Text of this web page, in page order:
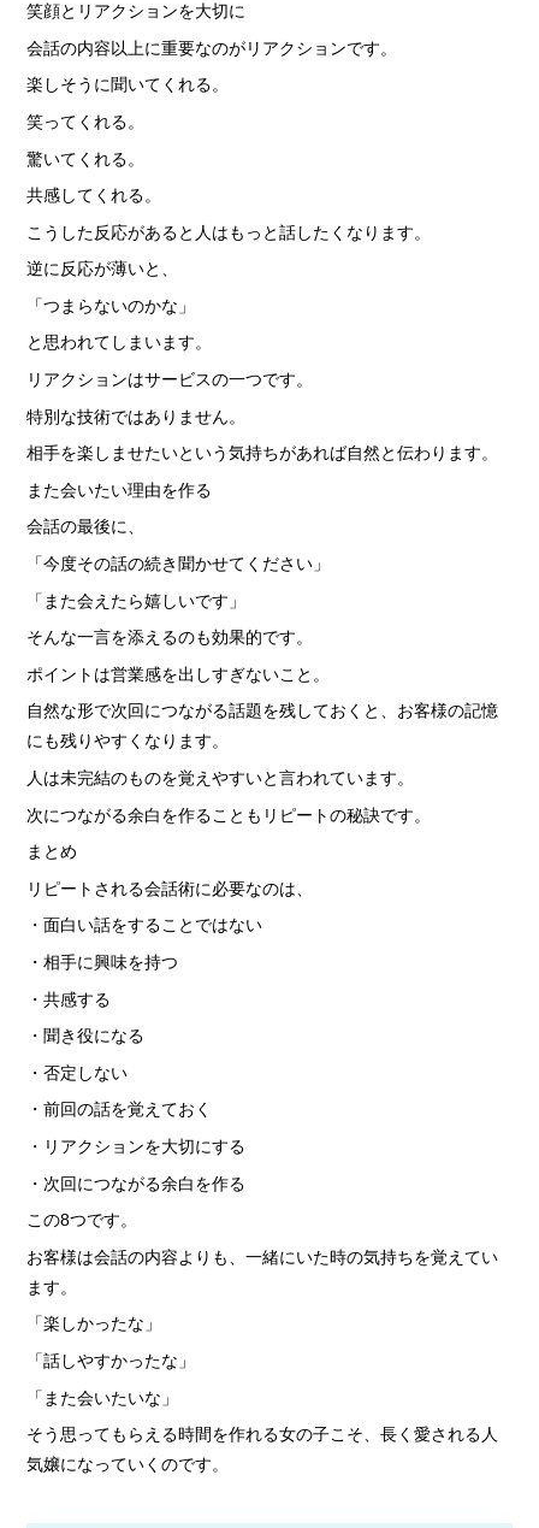
笑顔とリアクションを大切に
会話の内容以上に重要なのがリアクションです。
楽しそうに聞いてくれる。
笑ってくれる。
驚いてくれる。
共感してくれる。
こうした反応があると人はもっと話したくなります。
逆に反応が薄いと、
「つまらないのかな」
と思われてしまいます。
リアクションはサービスの一つです。
特別な技術ではありません。
相手を楽しませたいという気持ちがあれば自然と伝わります。
また会いたい理由を作る
会話の最後に、
「今度その話の続き聞かせてください」
「また会えたら嬉しいです」
そんな一言を添えるのも効果的です。
ポイントは営業感を出しすぎないこと。
自然な形で次回につながる話題を残しておくと、お客様の記憶
にも残りやすくなります。
人は未完結のものを覚えやすいと言われています。
次につながる余白を作ることもリピートの秘訣です。
まとめ
リピートされる会話術に必要なのは、
・面白い話をすることではない
・相手に興味を持つ
・共感する
・聞き役になる
・否定しない
・前回の話を覚えておく
・リアクションを大切にする
・次回につながる余白を作る
この8つです。
お客様は会話の内容よりも、一緒にいた時の気持ちを覚えてい
ます。
「楽しかったな」
「話しやすかったな」
「また会いたいな」
そう思ってもらえる時間を作れる女の子こそ、長く愛される人
気嬢になっていくのです。